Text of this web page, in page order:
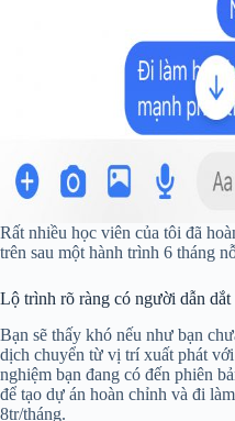
Rất nhiều học viên của tôi đã
trên sau một hành trình 6 tháng
Lộ trình rõ ràng có người dẫn dắt
Bạn sẽ thấy khó nếu như bạn
dịch chuyển từ vị trí xuất phát
nghiệm bạn đang có đến phiên
để tạo dự án hoàn chỉnh và đi
8tr/tháng.